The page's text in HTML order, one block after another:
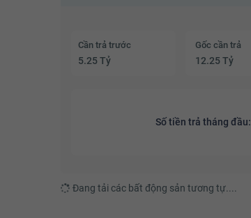
Cần trả trước
5.25 Tỷ
Gốc cần trả
12.25 Tỷ
Số tiền trả tháng đầu:
Đang tải các bất động sản tương tự....